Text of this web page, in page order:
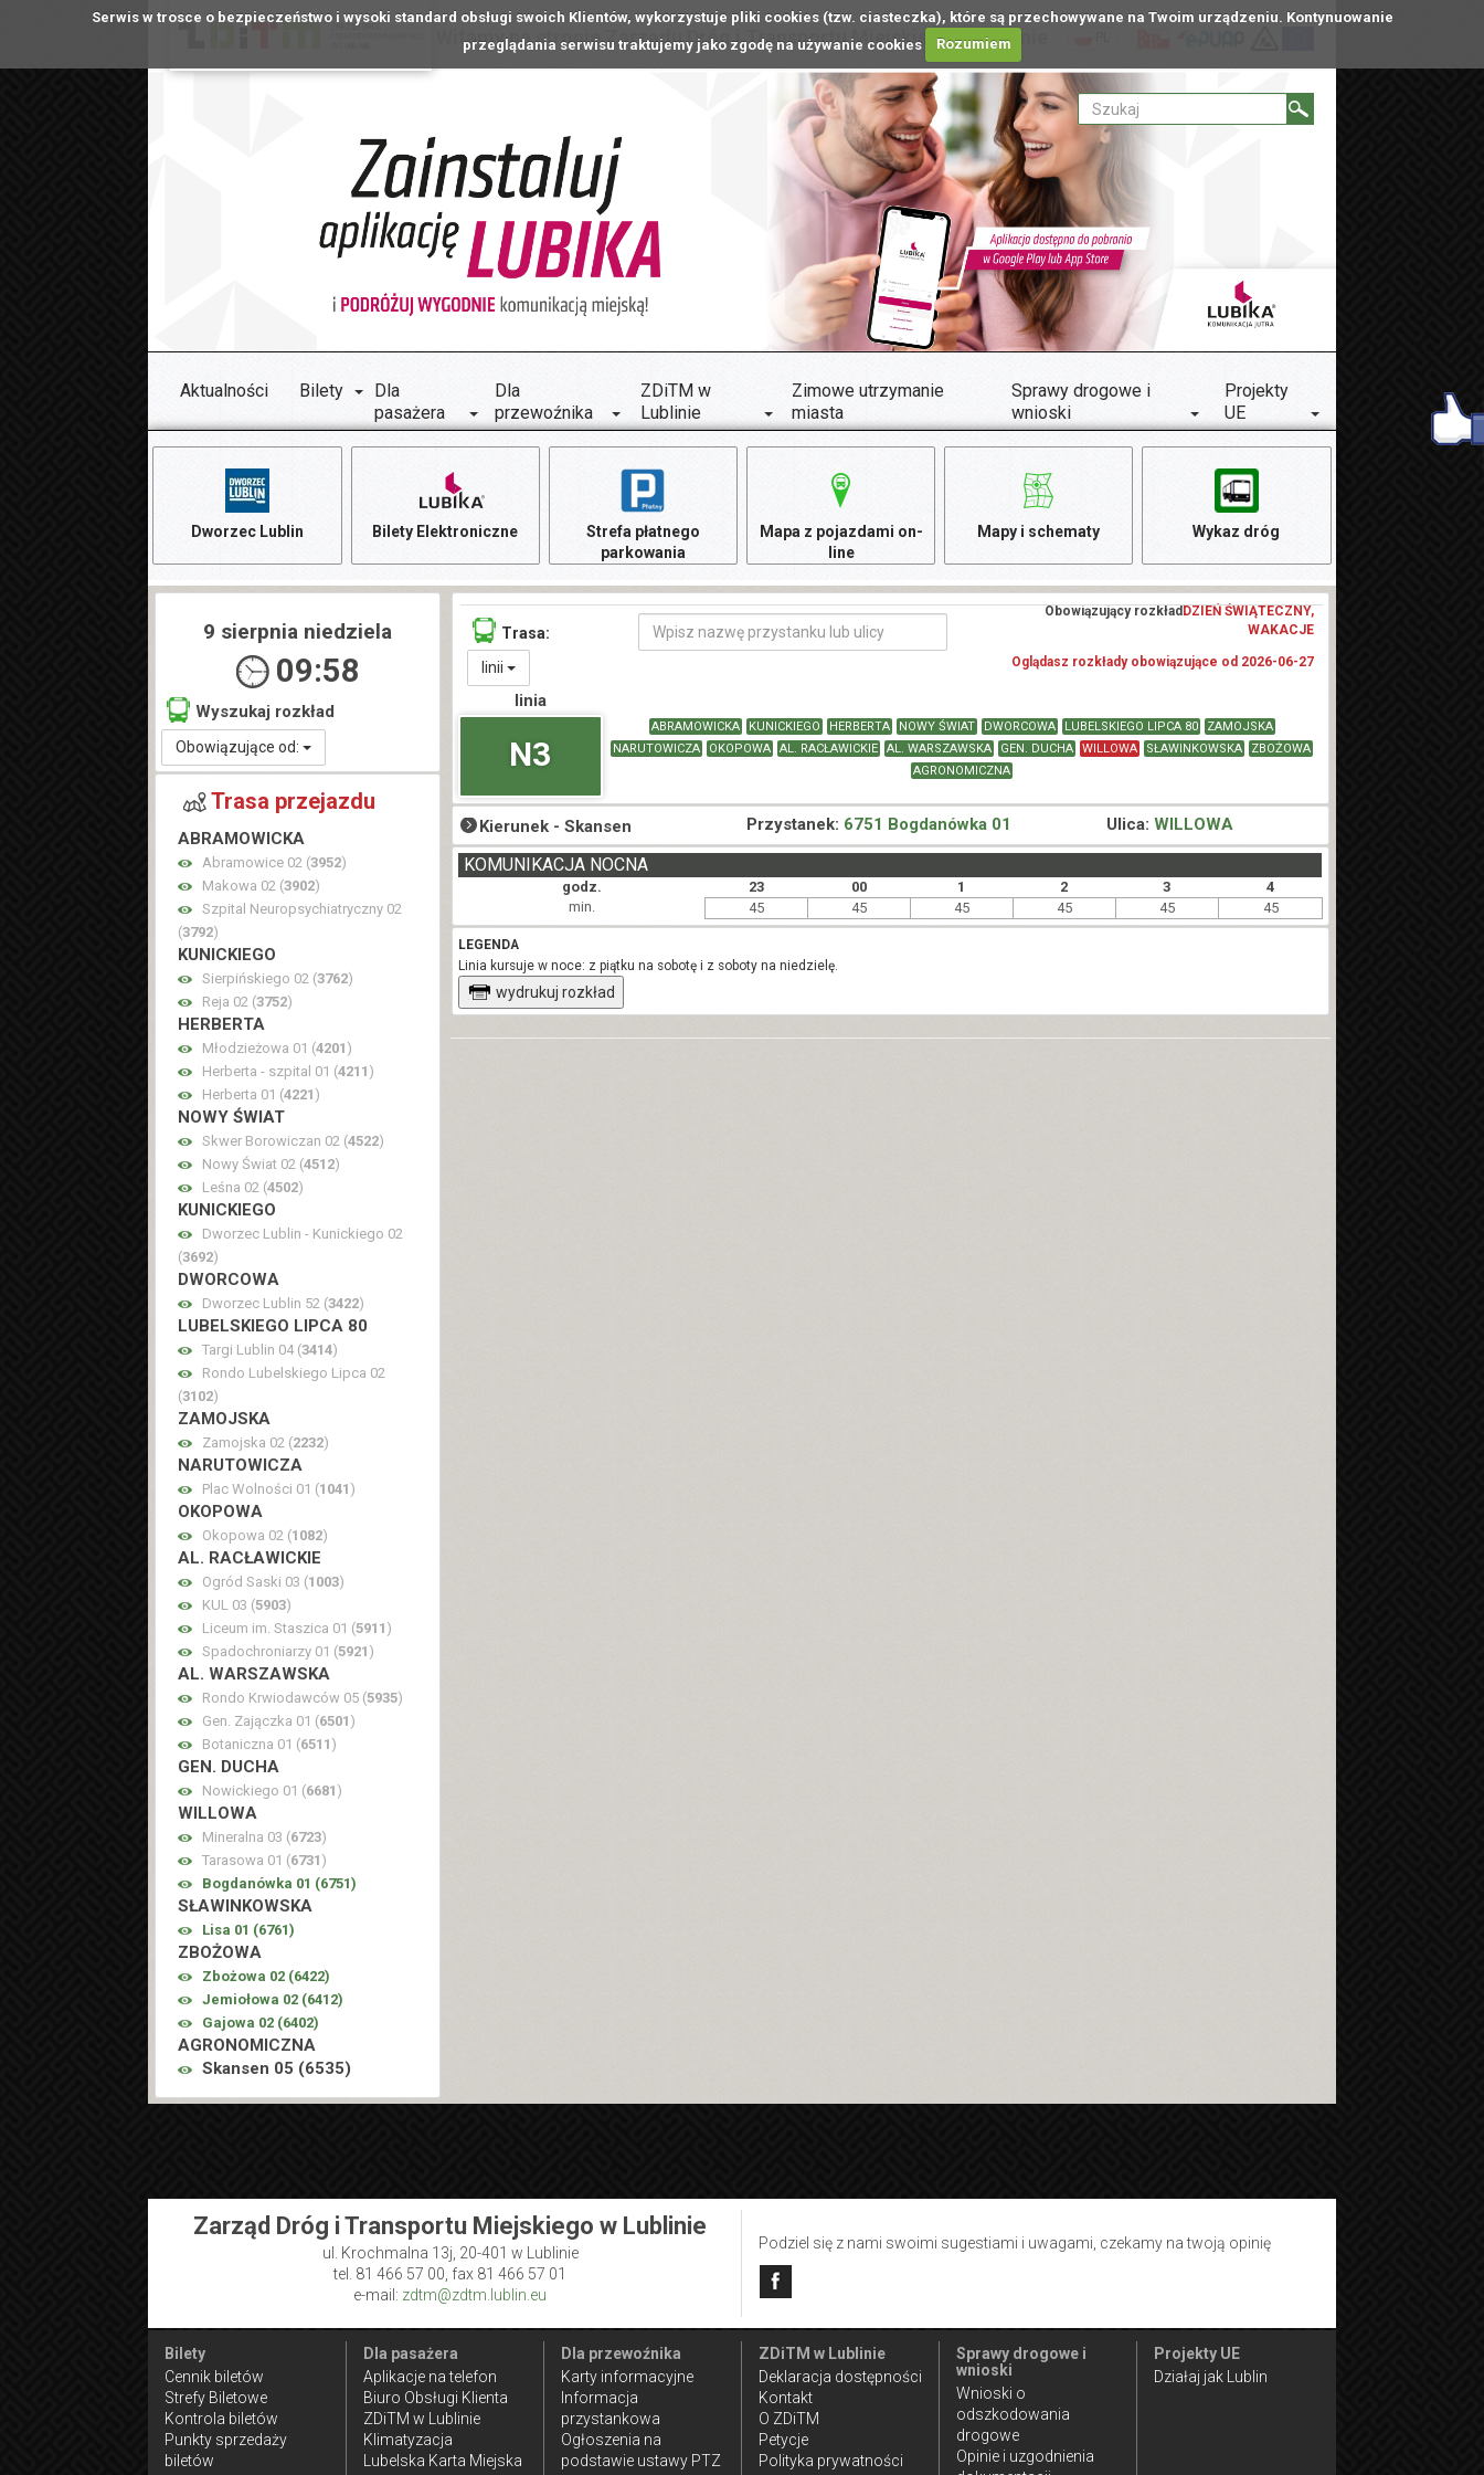
Serwis w trosce o bezpieczeństwo i wysoki standard obsługi swoich Klientów, wykorzystuje pliki cookies (tzw. ciasteczka), które są przechowywane na Twoim urządzeniu. Kontynuowanie
przeglądania serwisu traktujemy jako zgodę na używanie cookies
Rozumiem
Witamy na stronie Zarządu Dróg i Transportu Miejskiego w Lublinie
Aktualności Bilety
Dla
pasażera
Dla
przewoźnika
ZDiTM w
Lublinie
Zimowe utrzymanie
miasta
Sprawy drogowe i
wnioski
Projekty
UE
Dworzec Lublin Bilety Elektroniczne
Strefa płatnego
parkowania
Mapa z pojazdami on-
line
Mapy i schematy Wykaz dróg
Trasa:
linii
Obowiązujący rozkład DZIEŃ ŚWIĄTECZNY,
WAKACJE
Oglądasz rozkłady obowiązujące od 2026-06-27
linia
N3
ABRAMOWICKA KUNICKIEGO HERBERTA NOWY ŚWIAT DWORCOWA LUBELSKIEGO LIPCA 80
ZAMOJSKA
NARUTOWICZA
OKOPOWA AL. RACŁAWICKIE AL. WARSZAWSKA GEN. DUCHA WILLOWA SŁAWINKOWSKA
ZBOŻOWA
AGRONOMICZNA
Kierunek -Skansen Przystanek: 6751 Bogdanówka 01 Ulica: WILLOWA
godz. 23 00 1 2 3 4
KOMUNIKACJA NOCNA
min. 45 45 45 45 45 45
LEGENDA
Linia kursuje w noce: z piątku na sobotę i z soboty na niedzielę.
wydrukuj rozkład
9 sierpnia niedziela
09:58
Wyszukaj rozkład
Obowiązujące od:
Trasa przejazdu
ABRAMOWICKA
Abramowice 02 (3952)
Makowa 02 (3902)
Szpital Neuropsychiatryczny 02
(3792)
KUNICKIEGO
Sierpińskiego 02 (3762)
Reja 02 (3752)
HERBERTA
Młodzieżowa 01 (4201 )
Herberta - szpital 01 (4211 )
Herberta 01 (4221 )
NOWY ŚWIAT
Skwer Borowiczan 02 (4522)
Nowy Świat 02 (4512)
Leśna 02 (4502)
KUNICKIEGO
Dworzec Lublin - Kunickiego 02
(3692)
DWORCOWA
Dworzec Lublin 52 (3422)
LUBELSKIEGO LIPCA 80
Targi Lublin 04 (3414)
Rondo Lubelskiego Lipca 02
(3102)
ZAMOJSKA
Zamojska 02 (2232)
NARUTOWICZA
Plac Wolności 01 (1041 )
OKOPOWA
Okopowa 02 (1082)
AL. RACŁAWICKIE
Ogród Saski 03 (1003)
KUL 03 (5903)
Liceum im. Staszica 01 (5911 )
Spadochroniarzy 01 (5921 )
AL. WARSZAWSKA
Rondo Krwiodawców 05 (5935)
Gen. Zajączka 01 (6501 )
Botaniczna 01 (6511 )
GEN. DUCHA
Nowickiego 01 (6681 )
WILLOWA
Mineralna 03 (6723)
Tarasowa 01 (6731 )
Bogdanówka 01 (6751)
SŁAWINKOWSKA
Lisa 01 (6761)
ZBOŻOWA
Zbożowa 02 (6422)
Jemiołowa 02 (6412)
Gajowa 02 (6402)
AGRONOMICZNA
Skansen 05 (6535)
Zarząd Dróg i Transportu Miejskiego w Lublinie
ul. Krochmalna 13j, 20-401 w Lublinie
tel. 81 466 57 00, fax 81 466 57 01
e-mail: zdtm@zdtm.lublin.eu
Podziel się z nami swoimi sugestiami i uwagami, czekamy na twoją opinię
Bilety
Cennik biletów
Strefy Biletowe
Kontrola biletów
Punkty sprzedaży
biletów
Dla pasażera
Aplikacje na telefon
Biuro Obsługi Klienta
ZDiTM w Lublinie
Klimatyzacja
Lubelska Karta Miejska
Dla przewoźnika
Karty informacyjne
Informacja
przystankowa
Ogłoszenia na
podstawie ustawy PTZ
ZDiTM w Lublinie
Deklaracja dostępności
Kontakt
O ZDiTM
Petycje
Polityka prywatności
Sprawy drogowe i
wnioski
Wnioski o
odszkodowania
drogowe
Opinie i uzgodnienia
Projekty UE
Działaj jak Lublin